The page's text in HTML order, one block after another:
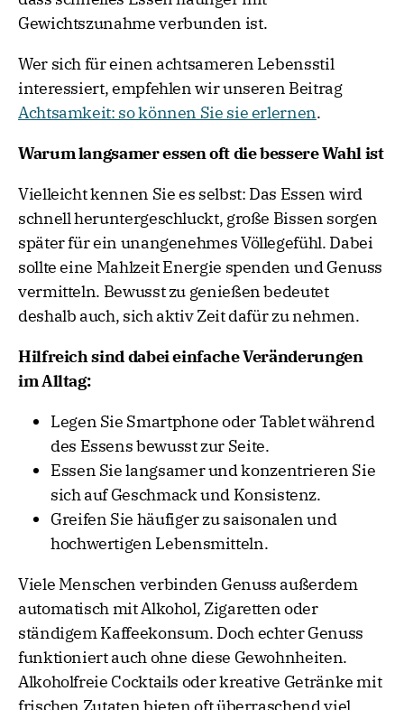
Gewichtszunahme verbunden ist.
Wer sich für einen achtsameren Lebensstil
interessiert, empfehlen wir unseren Beitrag
Achtsamkeit: so können Sie sie erlernen.
Warum langsamer essen oft die bessere Wahl ist
Vielleicht kennen Sie es selbst: Das Essen wird
schnell heruntergeschluckt, große Bissen sorgen
später für ein unangenehmes Völlegefühl. Dabei
sollte eine Mahlzeit Energie spenden und Genuss
vermitteln. Bewusst zu genießen bedeutet
deshalb auch, sich aktiv Zeit dafür zu nehmen.
Hilfreich sind dabei einfache Veränderungen
im Alltag:
Legen Sie Smartphone oder Tablet während
des Essens bewusst zur Seite.
Essen Sie langsamer und konzentrieren Sie
sich auf Geschmack und Konsistenz.
Greifen Sie häufiger zu saisonalen und
hochwertigen Lebensmitteln.
Viele Menschen verbinden Genuss außerdem
automatisch mit Alkohol, Zigaretten oder
ständigem Kaffeekonsum. Doch echter Genuss
funktioniert auch ohne diese Gewohnheiten.
Alkoholfreie Cocktails oder kreative Getränke mit